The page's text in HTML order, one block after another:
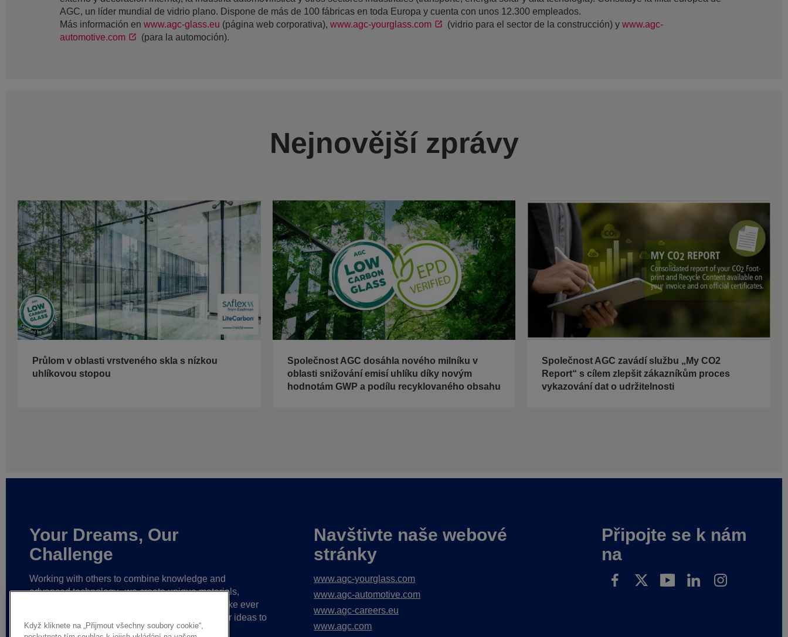
AGC, un líder mundial de vidrio plano. Dispone de más de 100 fábricas en toda Europa y cuenta con unos 12.300 empleados.
Más información en www.agc-glass.eu (página web corporativa), www.agc-yourglass.com (vidrio para el sector de la construcción) y www.agc-
automotive.com
(para la automoción).
Nejnovější zprávy
Průlom v oblasti vrstveného skla s nízkou
uhlíkovou stopou
Společnost AGC dosáhla nového milníku v
oblasti snižování emisí uhlíku díky novým
hodnotám GWP a podílu recyklovaného obsahu
Společnost AGC zavádí službu „My CO2
Report“ s cílem zlepšit zákazníkům proces
vykazování dat o udržitelnosti
Your Dreams, Our
Challenge
Working with others to combine knowledge and
advanced technology,we create unique materials,
that help make ever
and bring bolder ideas to
life.
Navštivte naše webové
stránky
www.agc-yourglass.com
www.agc-automotive.com
www.agc-careers.eu
www.agc.com
Připojte se k nám
na
Když kliknete na „Přijmout všechny soubory cookie“,